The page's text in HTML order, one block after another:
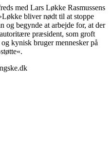
med Lars Løkke Rasmussens
bliver nødt til at stoppe
og begynde at arbejde for, at der
præsident, som groft
kynisk bruger mennesker på